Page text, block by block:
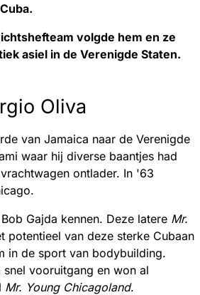
volgde hem en ze
asiel in de Verenigde Staten.
Oliva
van Jamaica naar de Verenigde
waar hij diverse baantjes had
ontlader. In '63
Gajda kennen. Deze latere Mr.
potentieel van deze sterke Cubaan
in de sport van bodybuilding.
vooruitgang en won al
Mr. Young Chicagoland.